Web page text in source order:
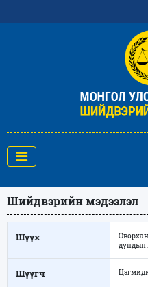
Шийдвэрийн мэдээлэл
Шүүх
дундын
Шүүгч